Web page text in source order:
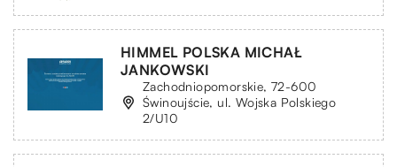
HIMMEL POLSKA MICHAŁ
JANKOWSKI
Zachodniopomorskie, 72-600
Świnoujście, ul. Wojska Polskiego
2/U10